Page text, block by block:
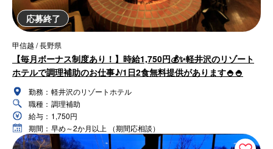
応募終了
甲信越 / 長野県
【毎月ボーナス制度あり！】時給1,750円💰✨軽井沢のリゾート
ホテルで調理補助のお仕事♪/1日2食無料提供があります🍚🍚
勤務： 軽井沢のリゾートホテル
職種： 調理補助
給与： 1,750円
期間： 早め～2か月以上 （期間応相談）